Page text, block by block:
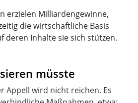
erzielen Milliardengewinne,
die wirtschaftliche Basis
deren Inhalte sie sich stützen.
müsste
Appell wird nicht reichen. Es